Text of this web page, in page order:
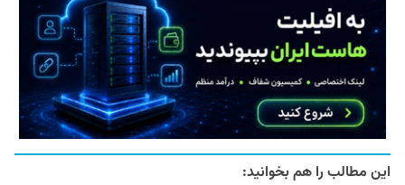
این مطالب را هم بخوانید: